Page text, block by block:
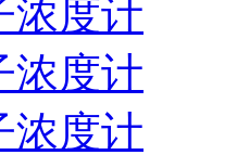
浓度计
浓度计
浓度计